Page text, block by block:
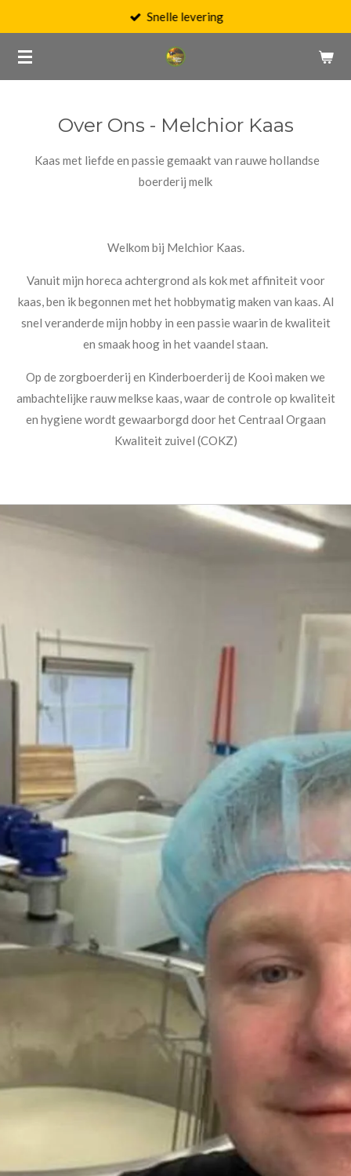
naar
de
Snelle levering
Over Ons - Melchior Kaas
Kaas met liefde en passie gemaakt van rauwe hollandse
boerderij melk
Welkom bij Melchior Kaas.
Vanuit mijn horeca achtergrond als kok met affiniteit voor
kaas, ben ik begonnen met het hobbymatig maken van kaas. Al
snel veranderde mijn hobby in een passie waarin de kwaliteit
en smaak hoog in het vaandel staan.
Op de zorgboerderij en Kinderboerderij de Kooi maken we
ambachtelijke rauw melkse kaas, waar de controle op kwaliteit
en hygiene wordt gewaarborgd door het Centraal Orgaan
Kwaliteit zuivel (COKZ)